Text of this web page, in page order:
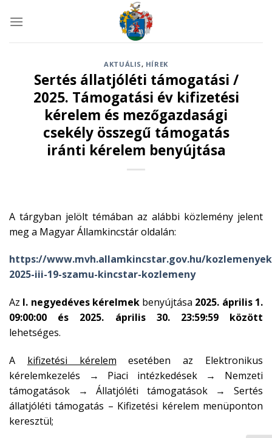
AKTUÁLIS, HÍREK
Sertés állatjóléti támogatási /
2025. Támogatási év kifizetési
kérelem és mezőgazdasági
csekély összegű támogatás
iránti kérelem benyújtása
A tárgyban jelölt témában az alábbi közlemény jelent
meg a Magyar Államkincstár oldalán:
https://www.mvh.allamkincstar.gov.hu/
2025-iii-19-szamu-kincstar-kozlemeny
Az I. negyedéves kérelmek benyújtása 2025. április 1.
09:00:00 és 2025. április 30. 23:59:59 között
lehetséges.
A kifizetési kérelem esetében az Elektronikus
kérelemkezelés → Piaci intézkedések → Nemzeti
támogatások → Állatjóléti támogatások → Sertés
állatjóléti támogatás – Kifizetési kérelem menüponton
keresztül;